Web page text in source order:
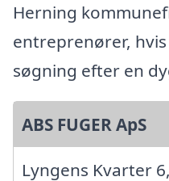
Herning
entreprenører,
søgning efter en
ABS FUGER ApS
Lyngens Kvarter